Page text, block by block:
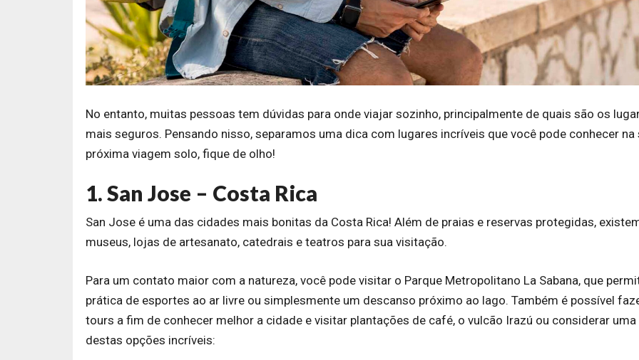
No entanto, muitas pessoas tem dúvidas para onde viajar sozinho, principalmente de quais são os
mais seguros. Pensando nisso, separamos uma dica com lugares incríveis que você pode conhecer na
próxima viagem solo, fique de olho!
1. San Jose – Costa Rica
San Jose é uma das cidades mais bonitas da Costa Rica! Além de praias e reservas protegidas,
museus, lojas de artesanato, catedrais e teatros para sua visitação.
Para um contato maior com a natureza, você pode visitar o Parque Metropolitano La Sabana, que
prática de esportes ao ar livre ou simplesmente um descanso próximo ao lago. Também é possível
tours a fim de conhecer melhor a cidade e visitar plantações de café, o vulcão Irazú ou considerar uma
destas opções incríveis: